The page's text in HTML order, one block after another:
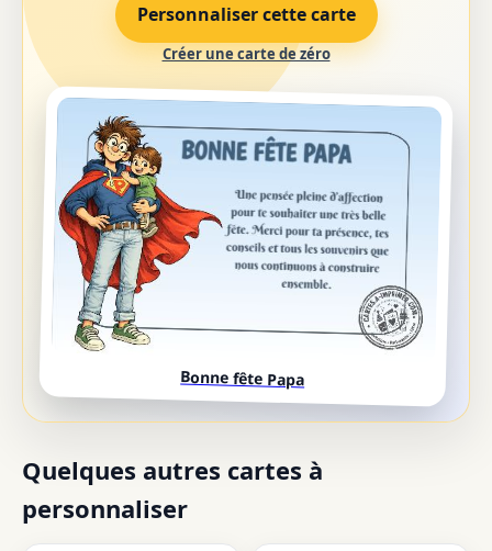
Personnaliser cette carte
Créer une carte de zéro
Bonne fête Papa
Quelques autres cartes à
personnaliser